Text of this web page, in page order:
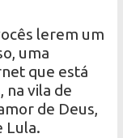
lerem um
uma
que está
na vila de
de Deus,
Lula.